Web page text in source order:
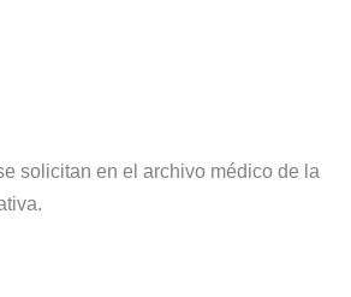
solicitan en el archivo médico de la